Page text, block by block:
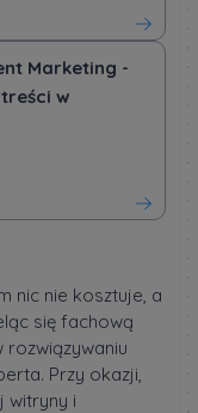
Marketing -
w
nic nie kosztuje, a
się fachową
Przy okazji,
witryny i